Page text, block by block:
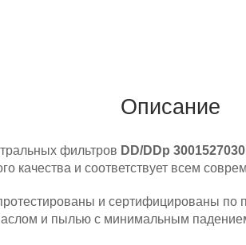
Описание
фильтров DD/DDp 3001527030
качества и соответствует всем
и сертифицированы по
и пылью с минимальным падением